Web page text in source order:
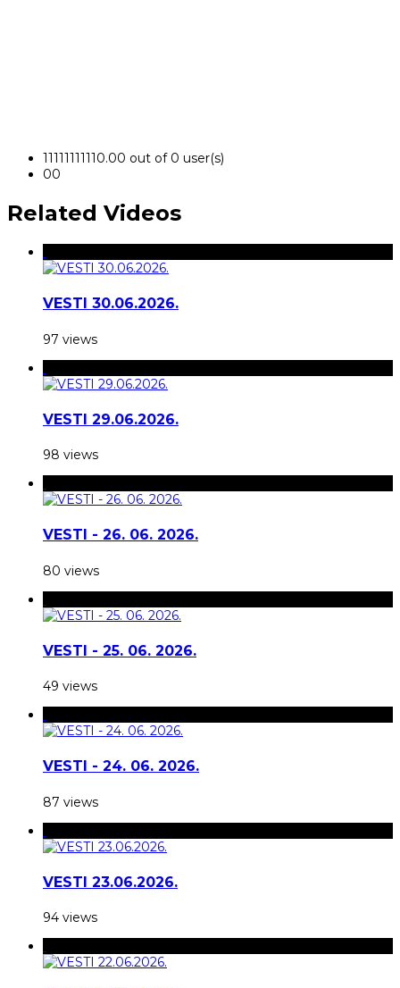
11111111110.00 out of 0 user(s)
00
Related Videos
VESTI 30.06.2026.
97 views
VESTI 29.06.2026.
98 views
VESTI - 26. 06. 2026.
80 views
VESTI - 25. 06. 2026.
49 views
VESTI - 24. 06. 2026.
87 views
VESTI 23.06.2026.
94 views